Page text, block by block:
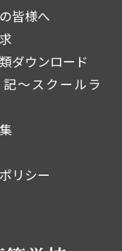
皆様へ
ダウンロード
～スクールラ
リシー